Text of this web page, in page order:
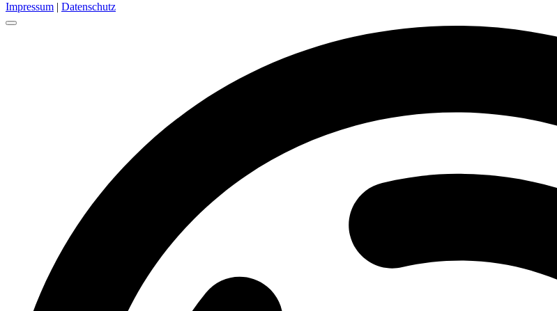
Impressum | Datenschutz